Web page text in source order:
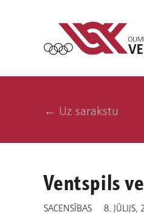
← Uz sarakstu
Ventspils
SACENSĪBAS 8. JŪLIJS,